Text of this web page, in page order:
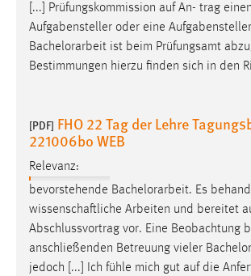
[...] Prüfungskommission auf An- trag einen
Aufgabensteller oder eine
Bachelorarbeit ist beim Prüfungsamt
Bestimmungen hierzu finden sich in den
[PDF] FHO 22 Tag der Lehre
221006bo WEB
Relevanz:
bevorstehende Bachelorarbeit. Es
wissenschaftliche Arbeiten und bereitet
Abschlussvortrag vor. Eine Beobachtung
anschließenden Betreuung vieler
jedoch [...] Ich fühle mich gut auf die